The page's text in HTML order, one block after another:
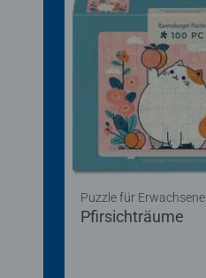
Pfirsichträume
Puzzle für Erwachsene